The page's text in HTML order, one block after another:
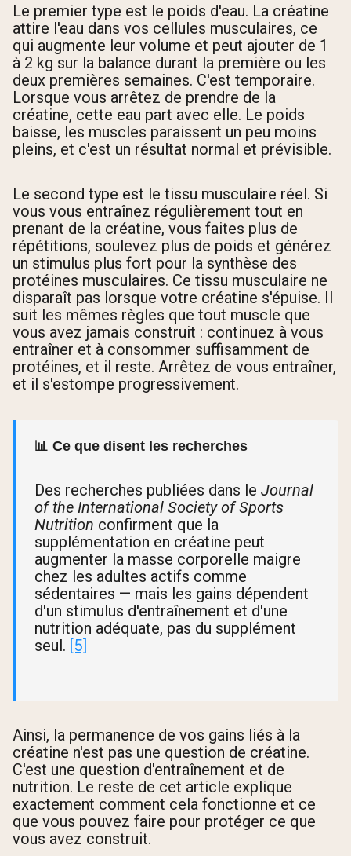
Le premier type est le poids d'eau. La créatine
attire l'eau dans vos cellules musculaires, ce
qui augmente leur volume et peut ajouter de 1
à 2 kg sur la balance durant la première ou les
deux premières semaines. C'est temporaire.
Lorsque vous arrêtez de prendre de la
créatine, cette eau part avec elle. Le poids
baisse, les muscles paraissent un peu moins
pleins, et c'est un résultat normal et prévisible.
Le second type est le tissu musculaire réel. Si
vous vous entraînez régulièrement tout en
prenant de la créatine, vous faites plus de
répétitions, soulevez plus de poids et générez
un stimulus plus fort pour la synthèse des
protéines musculaires. Ce tissu musculaire ne
disparaît pas lorsque votre créatine s'épuise. Il
suit les mêmes règles que tout muscle que
vous avez jamais construit : continuez à vous
entraîner et à consommer suffisamment de
protéines, et il reste. Arrêtez de vous entraîner,
et il s'estompe progressivement.
📊 Ce que disent les recherches
Des recherches publiées dans le Journal
of the International Society of Sports
Nutrition confirment que la
supplémentation en créatine peut
augmenter la masse corporelle maigre
chez les adultes actifs comme
sédentaires — mais les gains dépendent
d'un stimulus d'entraînement et d'une
nutrition adéquate, pas du supplément
seul. [5]
Ainsi, la permanence de vos gains liés à la
créatine n'est pas une question de créatine.
C'est une question d'entraînement et de
nutrition. Le reste de cet article explique
exactement comment cela fonctionne et ce
que vous pouvez faire pour protéger ce que
vous avez construit.